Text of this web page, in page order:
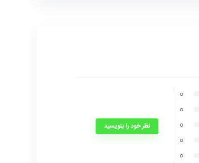
0
0
0
0
0
نظر خود را بنویسید